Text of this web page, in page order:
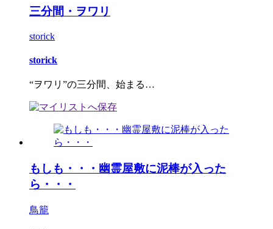
三分間・ヲワリ
storick
storick
“ヲワリ”の三分間、始まる…
もしも・・・幽霊屋敷に泥棒が入った
ら・・・
鳥籠